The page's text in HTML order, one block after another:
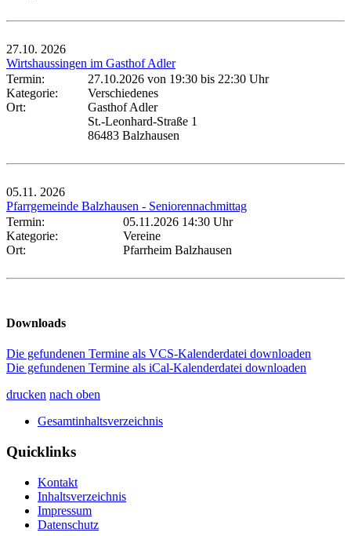
27.10. 2026
Wirtshaussingen im Gasthof Adler
Termin:
27.10.2026 von 19:30 bis 22:30 Uhr
Kategorie:
Verschiedenes
Ort:
Gasthof Adler
St.-Leonhard-Straße 1
86483 Balzhausen
05.11. 2026
Pfarrgemeinde Balzhausen - Seniorennachmittag
Termin:
05.11.2026 14:30 Uhr
Kategorie:
Vereine
Ort:
Pfarrheim Balzhausen
Downloads
Die gefundenen Termine als VCS-Kalenderdatei downloaden
Die gefundenen Termine als iCal-Kalenderdatei downloaden
drucken nach oben
Gesamtinhaltsverzeichnis
Quicklinks
Kontakt
Inhaltsverzeichnis
Impressum
Datenschutz